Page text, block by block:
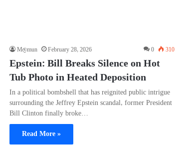
M@mun February 28, 2026 0 310
Epstein: Bill Breaks Silence on Hot
Tub Photo in Heated Deposition
In a political bombshell that has reignited public intrigue
surrounding the Jeffrey Epstein scandal, former President
Bill Clinton finally broke…
Read More »